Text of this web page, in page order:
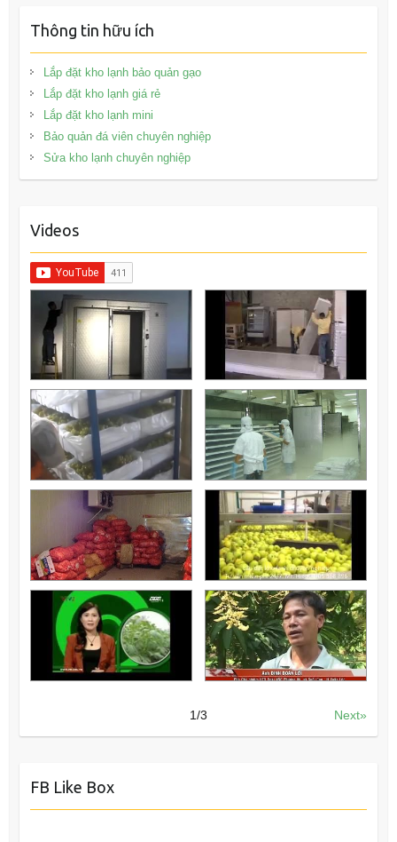
Thông tin hữu ích
Lắp đặt kho lạnh bảo quản gạo
Lắp đặt kho lạnh giá rẻ
Lắp đặt kho lạnh mini
Bảo quản đá viên chuyên nghiệp
Sửa kho lạnh chuyên nghiệp
Videos
1/3 Next»
FB Like Box